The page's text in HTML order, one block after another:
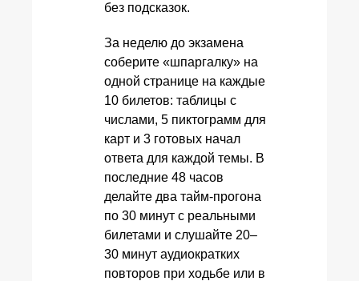
без подсказок.
За неделю до экзамена
соберите «шпаргалку» на
одной странице на каждые
10 билетов: таблицы с
числами, 5 пиктограмм для
карт и 3 готовых начал
ответа для каждой темы. В
последние 48 часов
делайте два тайм‑прогона
по 30 минут с реальными
билетами и слушайте 20–
30 минут аудиократких
повторов при ходьбе или в